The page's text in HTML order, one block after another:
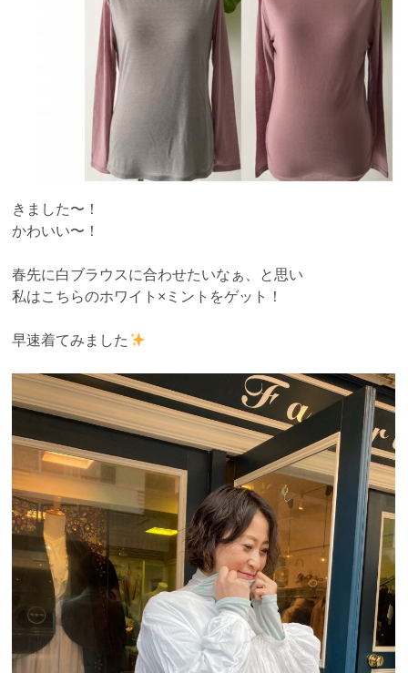
きました〜！
かわいい〜！
春先に白ブラウスに合わせたいなぁ、と思い
私はこちらのホワイト×ミントをゲット！
早速着てみました